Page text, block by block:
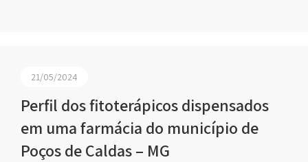
21/05/2024
Perfil dos fitoterápicos dispensados
em uma farmácia do município de
Poços de Caldas – MG